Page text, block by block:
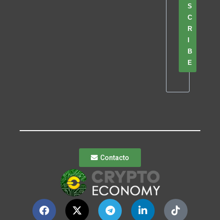
S
C
R
B
E
Contacto